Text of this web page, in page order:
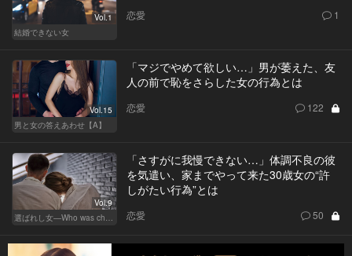
Vol.1
結婚できない女
恋愛 1
Vol.15
男と女の答えあわせ【A】
「マジでやめて欲しい…」男が萎えた、友
人の前で恥をさらした女の行為とは
恋愛 122
Vol.9
「さすがに我慢できない…」体調不良の彼
を気遣い、家までやって来た30歳女の“許
しがたい行為”とは
恋愛 50